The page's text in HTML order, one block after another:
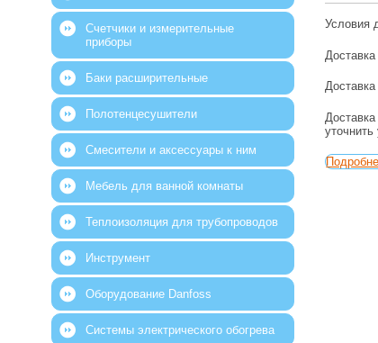
Условия
Счетчики и измерительные
приборы
Баки расширительные
Полотенцесушители
Смесители и аксессуары к ним
Мебель для ванной комнаты
Теплоизоляция для трубопроводов
Инструмент
Оборудование Danfoss
Системы электрического обогрева